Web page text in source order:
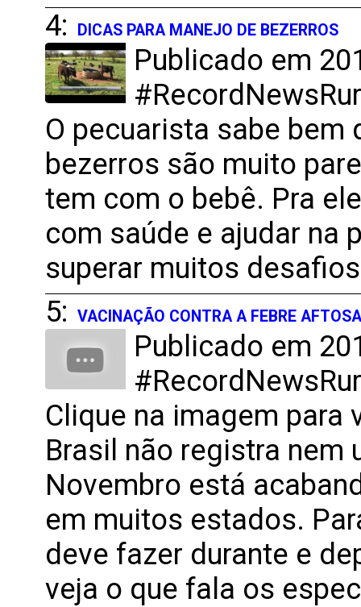
4:
DICAS PARA MANEJO DE BEZERROS
Publicado em
O pecuarista sabe
bezerros são muito
tem com o bebê. Pra
com saúde e ajudar na
superar muitos
5:
VACINAÇÃO CONTRA A FEBRE
Publicado em
Clique na imagem para
Brasil não registra
Novembro está
em muitos estados.
deve fazer durante e
veja o que fala os